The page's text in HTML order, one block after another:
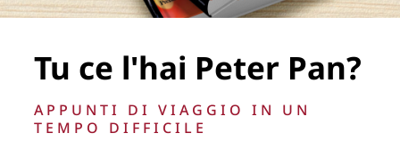
Tu ce l'hai Peter Pan?
APPUNTI DI VIAGGIO IN UN
TEMPO DIFFICILE